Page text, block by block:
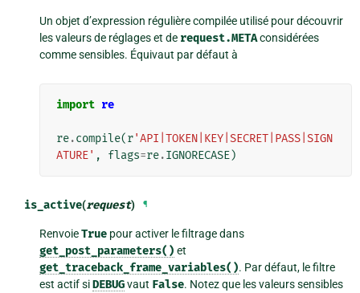
Un objet d’expression régulière compilée utilisé pour découvrir
les valeurs de réglages et de request.METAconsidérées
comme sensibles. Équivaut par défaut à
import re
re.compile(r'API|TOKEN|KEY|SECRET|PASS|SIGN
ATURE' , flags=re.IGNORECASE)
is_active(request) ¶
RenvoieTrue pour activer le filtrage dans
get_post_parameters() et
get_traceback_frame_variables(). Par défaut, le filtre
est actif siDEBUGvaut False. Notez que les valeurs sensibles